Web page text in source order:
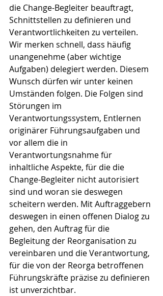
die Change-Begleiter beauftragt,
Schnittstellen zu definieren und
Verantwortlichkeiten zu verteilen.
Wir merken schnell, dass häufig
unangenehme (aber wichtige
Aufgaben) delegiert werden. Diesem
Wunsch dürfen wir unter keinen
Umständen folgen. Die Folgen sind
Störungen im
Verantwortungssystem, Entlernen
originärer Führungsaufgaben und
vor allem die in
Verantwortungsnahme für
inhaltliche Aspekte, für die die
Change-Begleiter nicht autorisiert
sind und woran sie deswegen
scheitern werden. Mit Auftraggebern
deswegen in einen offenen Dialog zu
gehen, den Auftrag für die
Begleitung der Reorganisation zu
vereinbaren und die Verantwortung,
für die von der Reorga betroffenen
Führungskräfte präzise zu definieren
ist unverzichtbar.